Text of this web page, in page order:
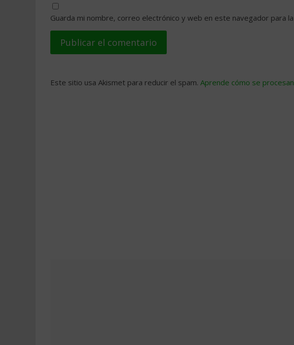
Guarda mi nombre, correo electrónico y web en este navegador para
Este sitio usa Akismet para reducir el spam. Aprende cómo se